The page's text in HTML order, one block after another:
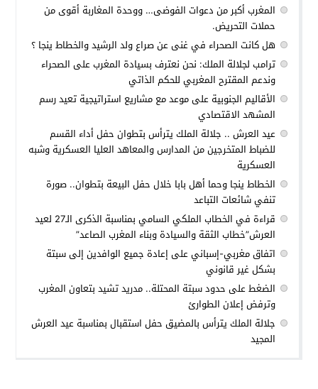
المغرب أكبر من دعوات الفوضى… ووحدة المغاربة أقوى من
حملات التحريض.
هل كانت الصحراء في غنى عن صراع ولد الرشيد والخطاط ينجا ؟
ترامب لجلالة الملك: نحن نعترف بسيادة المغرب على الصحراء
وندعم المقترح المغربي للحكم الذاتي
الأقاليم الجنوبية على موعد مع مشاريع استراتيجية تعيد رسم
المشهد الاقتصادي
عيد العرش .. جلالة الملك يترأس بتطوان حفل أداء القسم
للضباط المتخرجين من المدارس والمعاهد العليا العسكرية وشبه
العسكرية
الخطاط ينجا وحما أهل بابا خلال حفل البيعة بتطوان.. صورة
تنفي شائعات التباعد
قراءة في الخطاب الملكي السامي بمناسبة الذكرى الـ27 لعيد
العرش”خطاب الثقة والسيادة وبناء المغرب الصاعد”
اتفاق مغربي-إسباني على إعادة جميع الوافدين إلى سبتة
بشكل غير قانوني
الضغط على حدود سبتة المحتلة.. مدريد تشيد بتعاون المغرب
وترفض إعلان الطوارئ
جلالة الملك يترأس بالمضيق حفل استقبال بمناسبة عيد العرش
المجيد